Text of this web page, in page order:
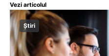
Vezi articolul
Știri